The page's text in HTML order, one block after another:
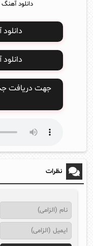
دانلود آهنگ
دانلود
دانلود
جهت دریافت
نظرات